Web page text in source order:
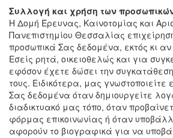
Συλλογή και χρήση των
Η Δομή Έρευνας, Καινοτομίας και
Πανεπιστημίου Θεσσαλίας
προσωπικά Σας δεδομένα, εκτός κι
Εσείς ρητά, οικειοθελώς και για
εφόσον έχετε δώσει την
τους. Ειδικότερα, μας γνωστοποιείτε
Σας δεδομένα όταν δημιουργείτε
διαδικτυακό μας τόπο, όταν
φόρμας επικοινωνίας ή όταν
αφορούν το βιογραφικά για να